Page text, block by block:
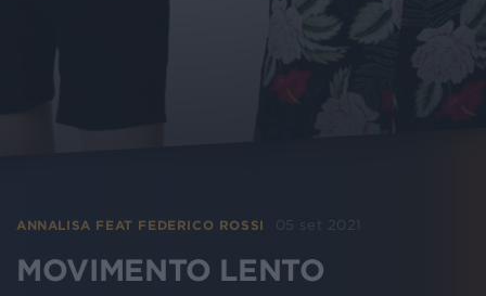
ANNALISA FEAT FEDERICO ROSSI 05 set 2021
MOVIMENTO LENTO